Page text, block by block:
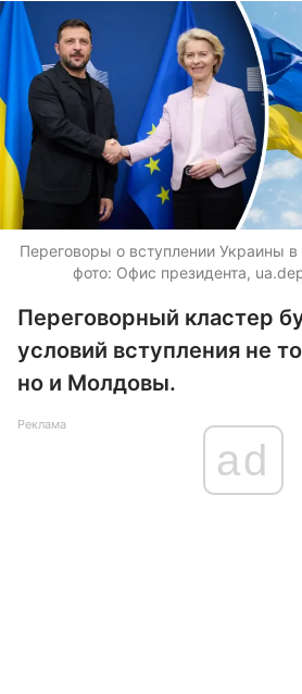
Переговоры о вступлении Украины
фото: Офис президента,
Переговорный кластер
условий вступления не
но и Молдовы.
Реклама
ad